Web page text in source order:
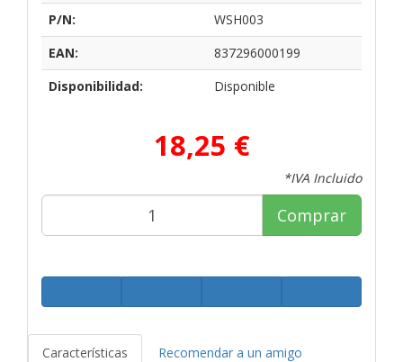
P/N:
WSH003
EAN:
837296000199
Disponibilidad:
Disponible
18,25 €
*IVA Incluido
Comprar
Características Recomendar a un amigo